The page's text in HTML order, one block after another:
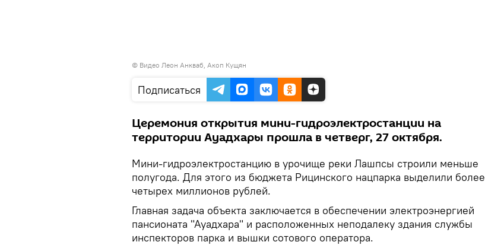
© Видео Леон Анкваб, Акоп Кущян
Подписаться
Церемония открытия мини-гидроэлектростанции на
территории Ауадхары прошла в четверг, 27 октября.
Мини-гидроэлектростанцию в урочище реки Лашпсы строили меньше
полугода. Для этого из бюджета Рицинского нацпарка выделили более
четырех миллионов рублей.
Главная задача объекта заключается в обеспечении электроэнергией
пансионата "Ауадхара" и расположенных неподалеку здания службы
инспекторов парка и вышки сотового оператора.